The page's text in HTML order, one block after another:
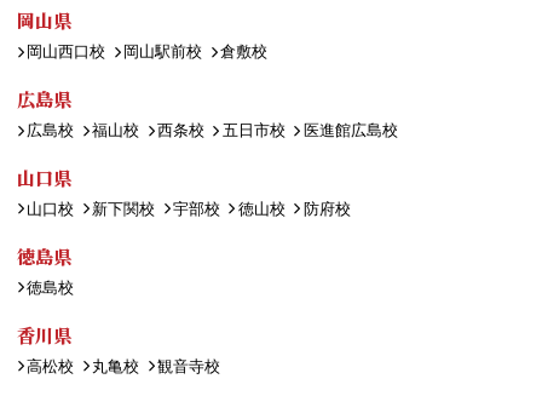
岡山県
岡山西口校 岡山駅前校 倉敷校
広島県
広島校 福山校 西条校 五日市校 医進館広島校
山口県
山口校 新下関校 宇部校 徳山校 防府校
徳島県
徳島校
香川県
高松校 丸亀校 観音寺校